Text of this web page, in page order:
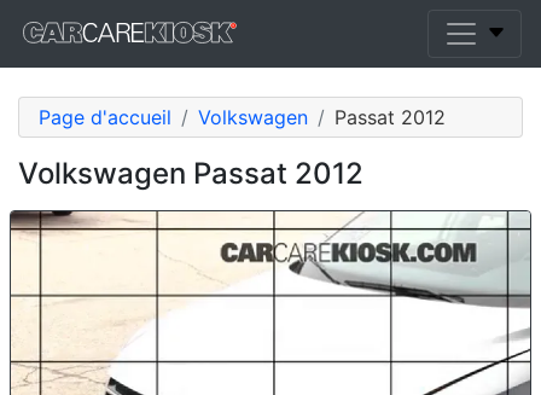
Page d'accueil Volkswagen Passat 2012
Volkswagen Passat 2012